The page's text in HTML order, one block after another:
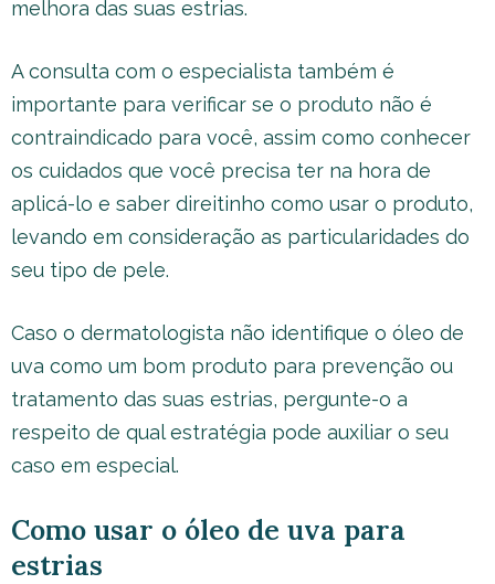
melhora das suas estrias.
A consulta com o especialista também é
importante para verificar se o produto não é
contraindicado para você, assim como conhecer
os cuidados que você precisa ter na hora de
aplicá-lo e saber direitinho como usar o produto,
levando em consideração as particularidades do
seu tipo de pele.
Caso o dermatologista não identifique o óleo de
uva como um bom produto para prevenção ou
tratamento das suas estrias, pergunte-o a
respeito de qual estratégia pode auxiliar o seu
caso em especial.
Como usar o óleo de uva para
estrias